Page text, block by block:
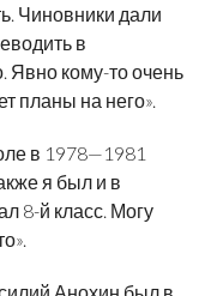
Чиновники дали
в
Явно кому-то очень
планы на него».
в 1978—1981
я был и в
8-й класс. Могу
Анохин был в